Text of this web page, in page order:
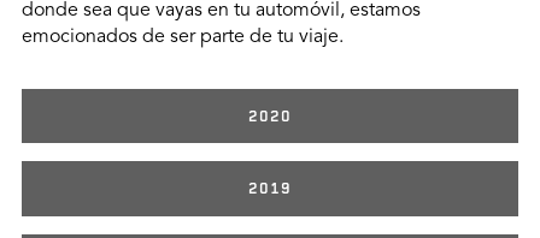
donde sea que vayas en tu automóvil, estamos
emocionados de ser parte de tu viaje.
2020
2019